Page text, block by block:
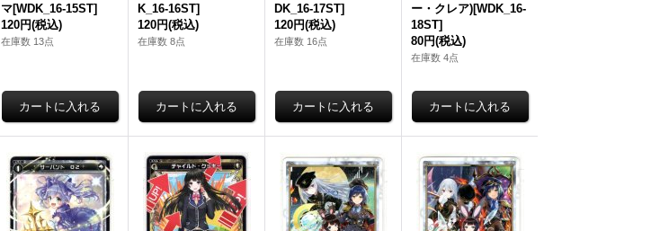
マ[WDK_16-15ST]
120円(税込)
在庫数 13点
K_16-16ST]
120円(税込)
在庫数 8点
DK_16-17ST]
120円(税込)
在庫数 16点
ー・クレア)[WDK_16-
18ST]
80円(税込)
在庫数 4点